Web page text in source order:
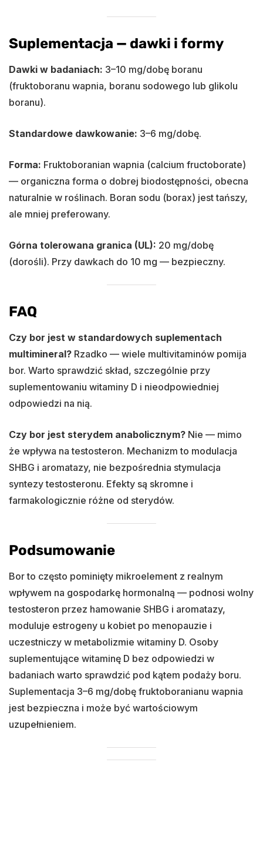
Suplementacja — dawki i formy
Dawki w badaniach: 3–10 mg/dobę boranu
(fruktoboranu wapnia, boranu sodowego lub glikolu
boranu).
Standardowe dawkowanie: 3–6 mg/dobę.
Forma: Fruktoboranian wapnia (calcium fructoborate)
— organiczna forma o dobrej biodostępności, obecna
naturalnie w roślinach. Boran sodu (borax) jest tańszy,
ale mniej preferowany.
Górna tolerowana granica (UL): 20 mg/dobę
(dorośli). Przy dawkach do 10 mg — bezpieczny.
FAQ
Czy bor jest w standardowych suplementach
multimineral? Rzadko — wiele multivitaminów pomija
bor. Warto sprawdzić skład, szczególnie przy
suplementowaniu witaminy D i nieodpowiedniej
odpowiedzi na nią.
Czy bor jest sterydem anabolicznym? Nie — mimo
że wpływa na testosteron. Mechanizm to modulacja
SHBG i aromatazy, nie bezpośrednia stymulacja
syntezy testosteronu. Efekty są skromne i
farmakologicznie różne od sterydów.
Podsumowanie
Bor to często pominięty mikroelement z realnym
wpływem na gospodarkę hormonalną — podnosi wolny
testosteron przez hamowanie SHBG i aromatazy,
moduluje estrogeny u kobiet po menopauzie i
uczestniczy w metabolizmie witaminy D. Osoby
suplementujące witaminę D bez odpowiedzi w
badaniach warto sprawdzić pod kątem podaży boru.
Suplementacja 3–6 mg/dobę fruktoboranianu wapnia
jest bezpieczna i może być wartościowym
uzupełnieniem.